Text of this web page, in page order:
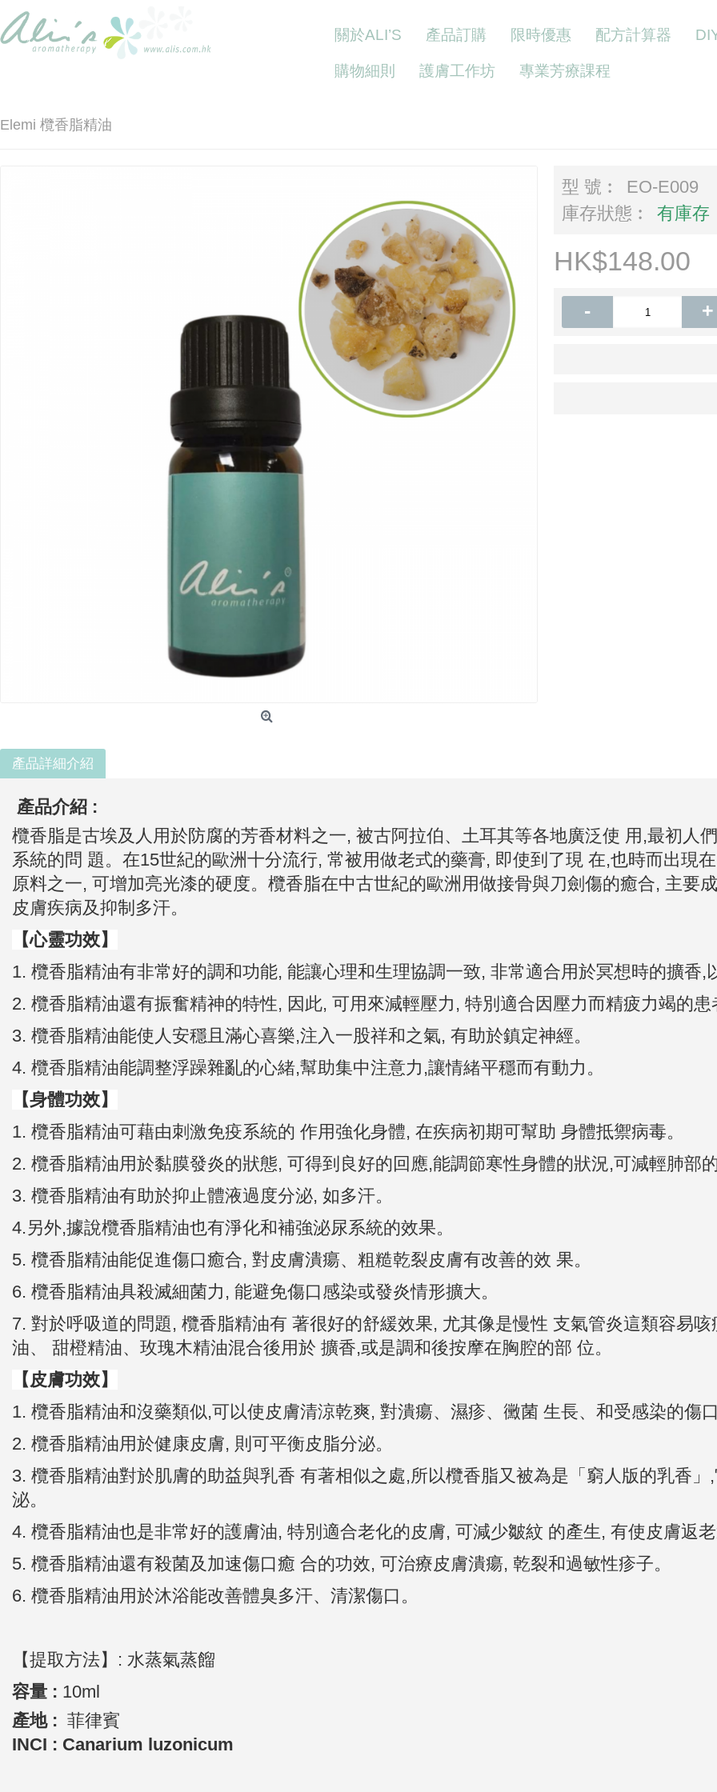
關於ALI’S 產品訂購 限時優惠 配方計算器
購物細則 護膚工作坊 專業芳療課程
Elemi 欖香脂精油
型 號︰
EO-E009
庫存狀態︰
有庫存
HK$148.00
- +
產品詳細介紹
產品介紹 :
欖香脂是古埃及人用於防腐的芳香材料之一, 被古阿拉伯、土耳其等各地廣泛使 用,最初人
系統的問 題。在15世紀的歐洲十分流行, 常被用做老式的藥膏, 即使到了現 在,也時而出現
原料之一, 可增加亮光漆的硬度。欖香脂在中古世紀的歐洲用做接骨與刀劍傷的癒合, 主要
皮膚疾病及抑制多汗。
【心靈功效】
1. 欖香脂精油有非常好的調和功能, 能讓心理和生理協調一致, 非常適合用於冥想時的擴香,
2. 欖香脂精油還有振奮精神的特性, 因此, 可用來減輕壓力, 特別適合因壓力而精疲力竭的患
3. 欖香脂精油能使人安穩且滿心喜樂,注入一股祥和之氣, 有助於鎮定神經。
4. 欖香脂精油能調整浮躁雜亂的心緒,幫助集中注意力,讓情緒平穩而有動力。
【身體功效】
1. 欖香脂精油可藉由刺激免疫系統的 作用強化身體, 在疾病初期可幫助 身體抵禦病毒。
2. 欖香脂精油用於黏膜發炎的狀態, 可得到良好的回應,能調節寒性身體的狀況,可減輕肺部
3. 欖香脂精油有助於抑止體液過度分泌, 如多汗。
4.另外,據說欖香脂精油也有淨化和補強泌尿系統的效果。
5. 欖香脂精油能促進傷口癒合, 對皮膚潰瘍、粗糙乾裂皮膚有改善的效 果。
6. 欖香脂精油具殺滅細菌力, 能避免傷口感染或發炎情形擴大。
7. 對於呼吸道的問題, 欖香脂精油有 著很好的舒緩效果, 尤其像是慢性 支氣管炎這類容易
油、 甜橙精油、玫瑰木精油混合後用於 擴香,或是調和後按摩在胸腔的部 位。
【皮膚功效】
1. 欖香脂精油和沒藥類似,可以使皮膚清涼乾爽, 對潰瘍、濕疹、黴菌 生長、和受感染的傷
2. 欖香脂精油用於健康皮膚, 則可平衡皮脂分泌。 ‎‫
3. 欖香脂精油對於肌膚的助益與乳香 有著相似之處,所以欖香脂又被為是「窮人版的乳香
泌。
4. 欖香脂精油也是非常好的護膚油, 特別適合老化的皮膚, 可減少皺紋 的產生, 有使皮膚返
5. 欖香脂精油還有殺菌及加速傷口癒 合的功效, 可治療皮膚潰瘍, 乾裂和過敏性疹子。
6. 欖香脂精油用於沐浴能改善體臭多汗、清潔傷口。
【提取方法】: 水蒸氣蒸餾
容量 : 10ml
產地 : 菲律賓
INCI : Canarium luzonicum